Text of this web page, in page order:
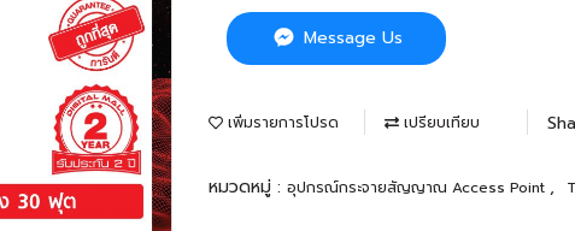
Message Us
เพิ่มรายการโปรด เปรียบเทียบ
หมวดหมู่ : อุปกรณ์กระจายสัญญาณ Access Point ,